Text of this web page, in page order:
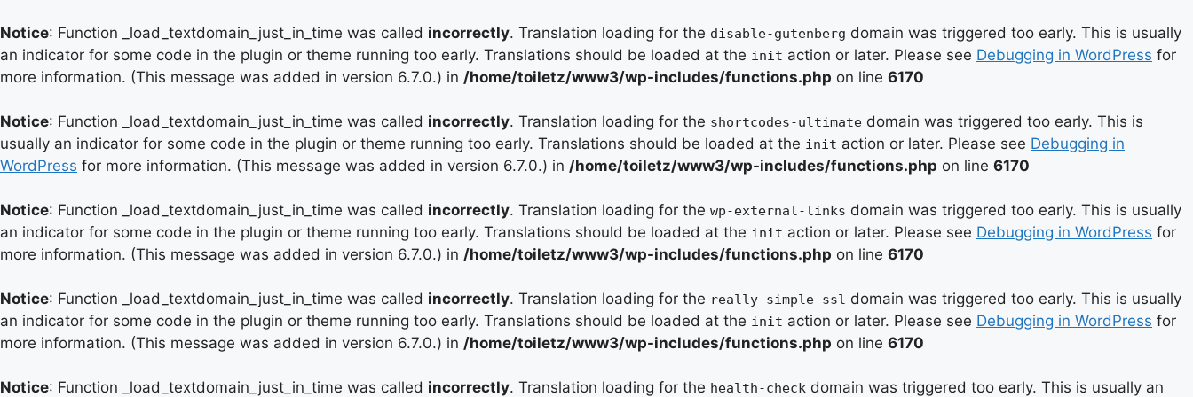
Notice: Function _load_textdomain_just_in_time was called incorrectly. Translation loading for the disable-gutenberg domain was triggered too early. This is usually
an indicator for some code in the plugin or theme running too early. Translations should be loaded at the init action or later. Please see Debugging in WordPress for
more information. (This message was added in version 6.7.0.) in /home/toiletz/www3/wp-includes/functions.php on line 6170
Notice: Function _load_textdomain_just_in_time was called incorrectly. Translation loading for the shortcodes-ultimate domain was triggered too early. This is
usually an indicator for some code in the plugin or theme running too early. Translations should be loaded at the init action or later. Please see Debugging in
WordPress for more information. (This message was added in version 6.7.0.) in /home/toiletz/www3/wp-includes/functions.php on line 6170
Notice: Function _load_textdomain_just_in_time was called incorrectly. Translation loading for the wp-external-links domain was triggered too early. This is usually
an indicator for some code in the plugin or theme running too early. Translations should be loaded at the init action or later. Please see Debugging in WordPress for
more information. (This message was added in version 6.7.0.) in /home/toiletz/www3/wp-includes/functions.php on line 6170
Notice: Function _load_textdomain_just_in_time was called incorrectly. Translation loading for the really-simple-ssl domain was triggered too early. This is usually
an indicator for some code in the plugin or theme running too early. Translations should be loaded at the init action or later. Please see Debugging in WordPress for
more information. (This message was added in version 6.7.0.) in /home/toiletz/www3/wp-includes/functions.php on line 6170
Notice: Function _load_textdomain_just_in_time was called incorrectly. Translation loading for the health-check domain was triggered too early. This is usually an